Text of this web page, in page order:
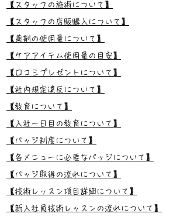
【スタッフの施術について】
【スタッフの店販購入について】
【薬剤の使用量について】
【ケアアイテム使用量の目安】
【口コミプレゼントについて】
【社内規定違反について】
【教育について】
【入社一日目の教育について】
【バッジ制度について】
【各メニューに必要なバッジについて】
【バッジ取得の流れについて】
【技術レッスン項目詳細について】
【新入社員技術レッスンの流れについて】